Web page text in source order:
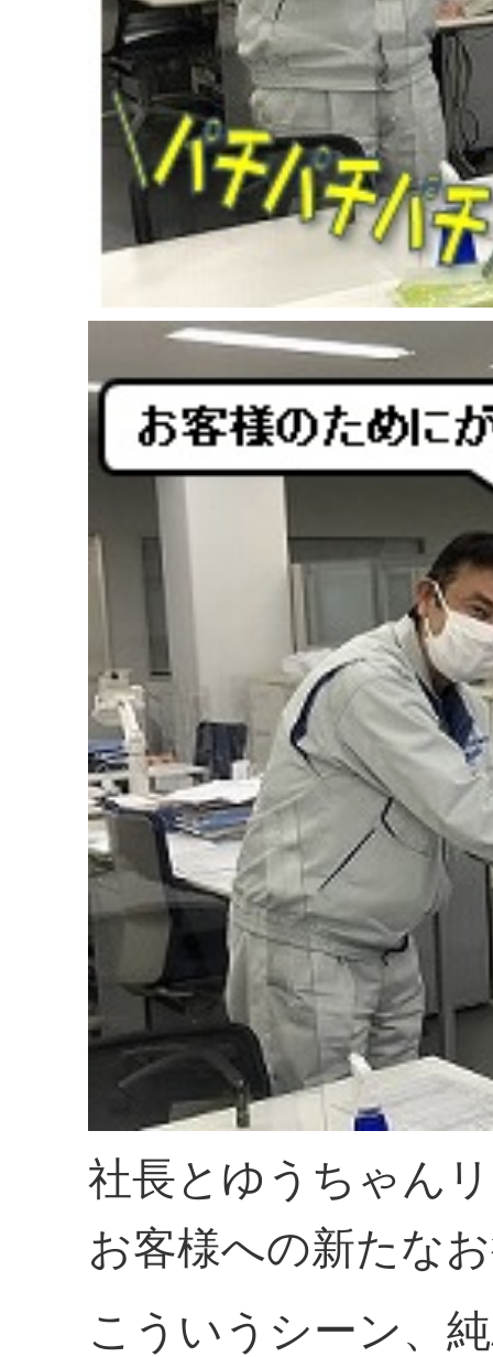
社長とゆうちゃん
お客様への新たな
こういうシーン、